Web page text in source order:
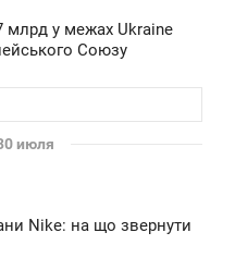
млрд у межах Ukraine
Союзу
июля
Nike: на що звернути